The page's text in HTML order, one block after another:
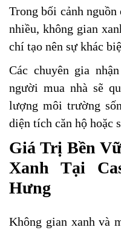
Trong bối cảnh nguồn
nhiều, không gian
chí tạo nên sự khác
Các chuyên gia
người mua nhà sẽ
lượng môi trường
diện tích căn hộ hoặc
Giá Trị Bền
Xanh Tại
Hưng
Không gian xanh và